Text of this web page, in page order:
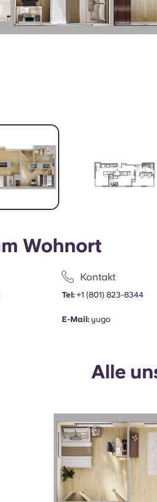
Wohnort
Kontakt
Tel: +1(801) 823-8344
E-Mail: yugo
Alle